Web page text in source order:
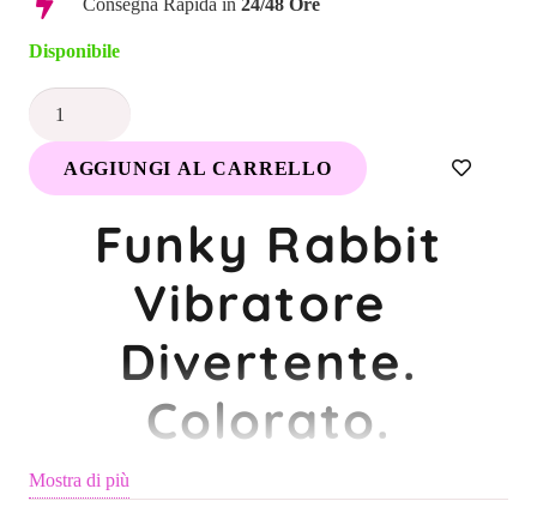
Consegna Rapida in 24/48 Ore
Disponibile
Funky
Vibratore
Stimolazione
AGGIUNGI AL CARRELLO
Funky Rabbit
Vibratore
Divertente.
Colorato.
Clamorosamente
Mostra di più